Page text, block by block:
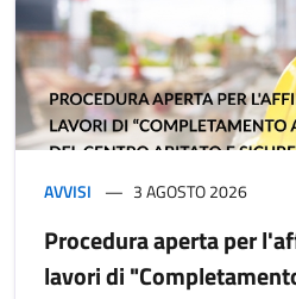
AVVISI 3 AGOSTO 2026
Procedura aperta per
lavori di